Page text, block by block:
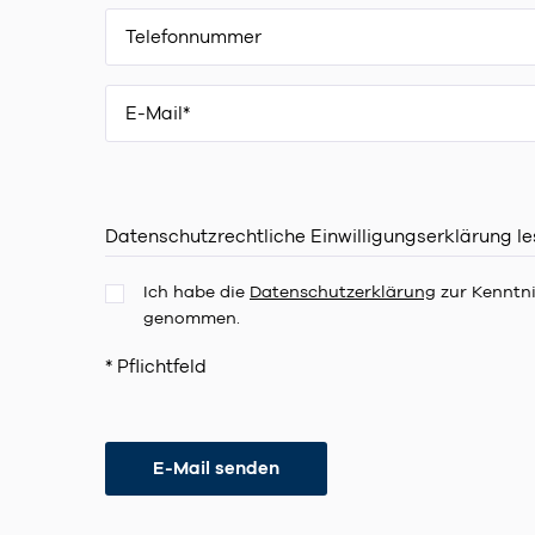
Datenschutzrechtliche Einwilligungserklärung
Ich habe die Datenschutzerklärung zur
genommen.
* Pflichtfeld